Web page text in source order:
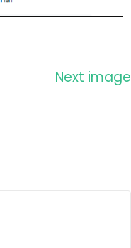
Next image